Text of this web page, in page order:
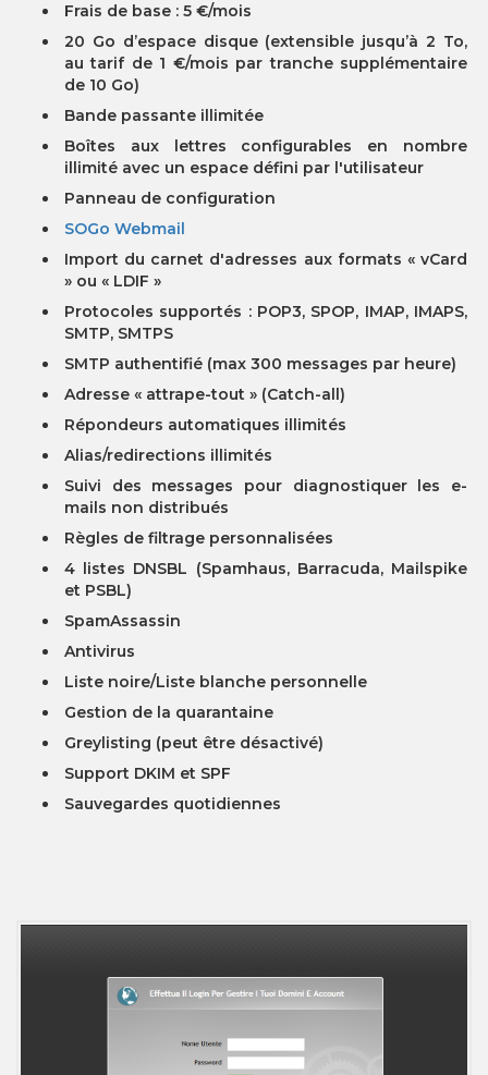
Frais de base : 5 €/mois
20 Go d’espace disque (extensible jusqu’à 2 To,
au tarif de 1 €/mois par tranche supplémentaire
de 10 Go)
Bande passante illimitée
Boîtes aux lettres configurables en nombre
illimité avec un espace défini par l'utilisateur
Panneau de configuration
SOGo Webmail
Import du carnet d'adresses aux formats « vCard
» ou « LDIF »
Protocoles supportés : POP3, SPOP, IMAP, IMAPS,
SMTP, SMTPS
SMTP authentifié (max 300 messages par heure)
Adresse « attrape-tout » (Catch-all)
Répondeurs automatiques illimités
Alias/redirections illimités
Suivi des messages pour diagnostiquer les e-
mails non distribués
Règles de filtrage personnalisées
4 listes DNSBL (Spamhaus, Barracuda, Mailspike
et PSBL)
SpamAssassin
Antivirus
Liste noire/Liste blanche personnelle
Gestion de la quarantaine
Greylisting (peut être désactivé)
Support DKIM et SPF
Sauvegardes quotidiennes